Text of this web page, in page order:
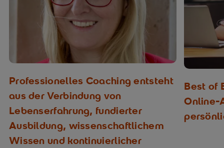
Professionelles Coaching entsteht
aus der Verbindung von
Lebenserfahrung, fundierter
Ausbildung, wissenschaftlichem
Wissen und kontinuierlicher
Best of
Online-